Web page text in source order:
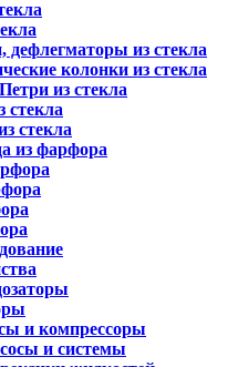
дефлегматоры из стекла
колонки из стекла
из стекла
стекла
стекла
из фарфора
и компрессоры
и системы